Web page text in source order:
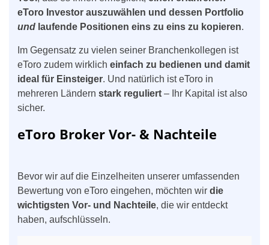
eToro Investor auszuwählen und dessen Portfolio
und laufende Positionen eins zu eins zu kopieren.
Im Gegensatz zu vielen seiner Branchenkollegen ist
eToro zudem wirklich einfach zu bedienen und damit
ideal für Einsteiger. Und natürlich ist eToro in
mehreren Ländern stark reguliert – Ihr Kapital ist also
sicher.
eToro Broker Vor- & Nachteile
Bevor wir auf die Einzelheiten unserer umfassenden
Bewertung von eToro eingehen, möchten wir die
wichtigsten Vor- und Nachteile, die wir entdeckt
haben, aufschlüsseln.